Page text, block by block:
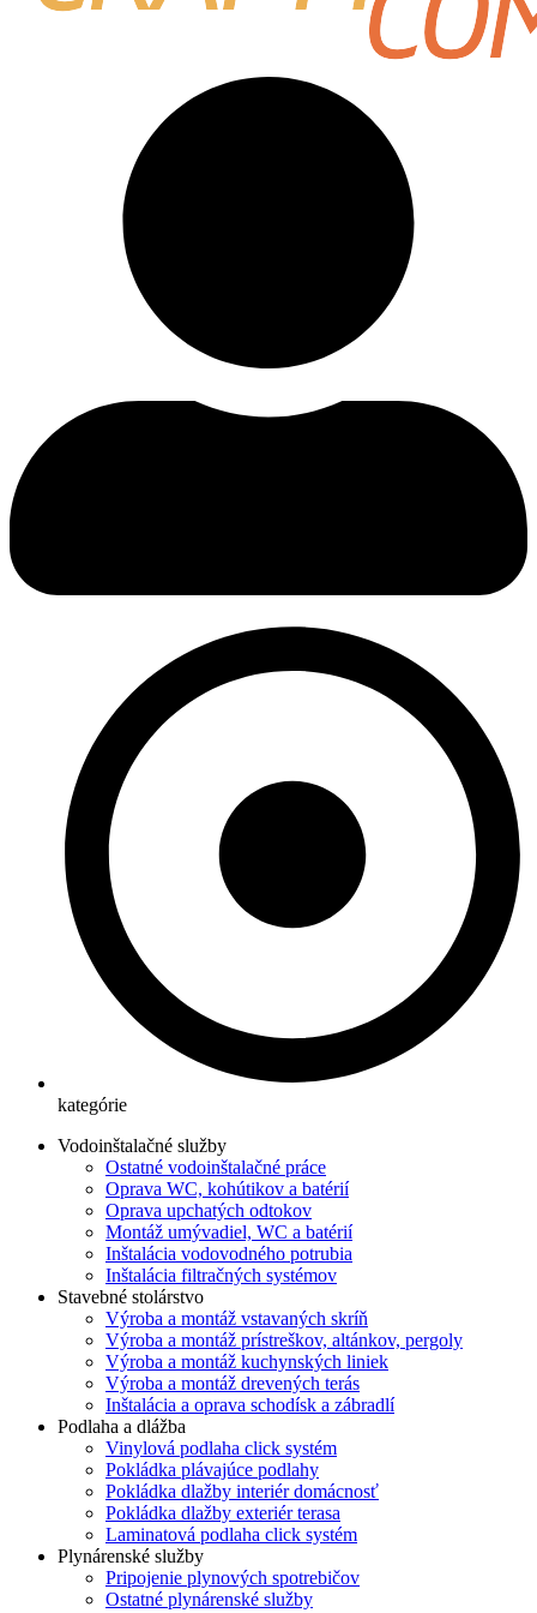
kategórie
Vodoinštalačné služby
Ostatné vodoinštalačné práce
Oprava WC, kohútikov a batérií
Oprava upchatých odtokov
Montáž umývadiel, WC a batérií
Inštalácia vodovodného potrubia
Inštalácia filtračných systémov
Stavebné stolárstvo
Výroba a montáž vstavaných skríň
Výroba a montáž prístreškov, altánkov, pergoly
Výroba a montáž kuchynských liniek
Výroba a montáž drevených terás
Inštalácia a oprava schodísk a zábradlí
Podlaha a dlážba
Vinylová podlaha click systém
Pokládka plávajúce podlahy
Pokládka dlažby interiér domácnosť
Pokládka dlažby exteriér terasa
Laminatová podlaha click systém
Plynárenské služby
Pripojenie plynových spotrebičov
Ostatné plynárenské služby